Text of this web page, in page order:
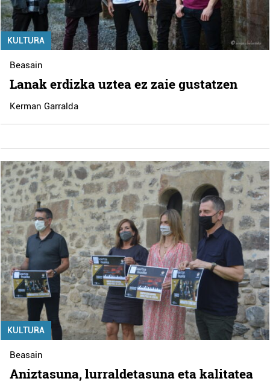
KULTURA
Beasain
Lanak erdizka uztea ez zaie gustatzen
Kerman Garralda
KULTURA
Beasain
Aniztasuna, lurraldetasuna eta kalitatea